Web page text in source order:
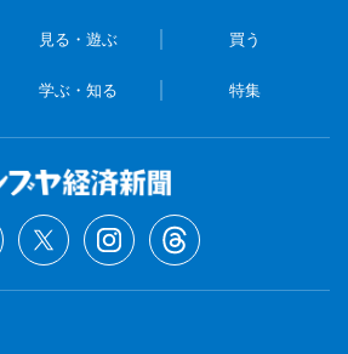
見る・遊ぶ 買う
学ぶ・知る 特集